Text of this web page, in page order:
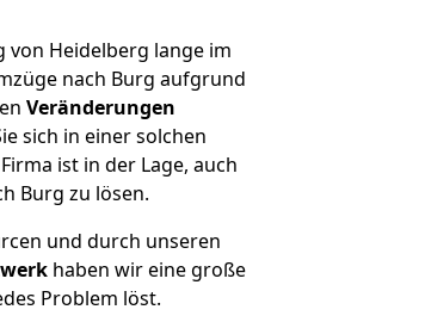
von Heidelberg lange im
nach Burg aufgrund
Veränderungen
sich in einer solchen
ist in der Lage, auch
Burg zu lösen.
und durch unseren
haben wir eine große
Problem löst.